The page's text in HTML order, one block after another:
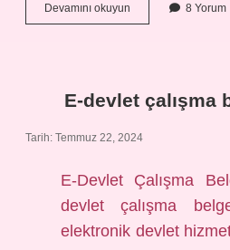
Devamını okuyun Giydirilmiş
ücret
8 Yorum
E-devlet çalışma
Tarih: Temmuz 22, 2024
E-Devlet Çalışma
devlet çalışma
elektronik devlet